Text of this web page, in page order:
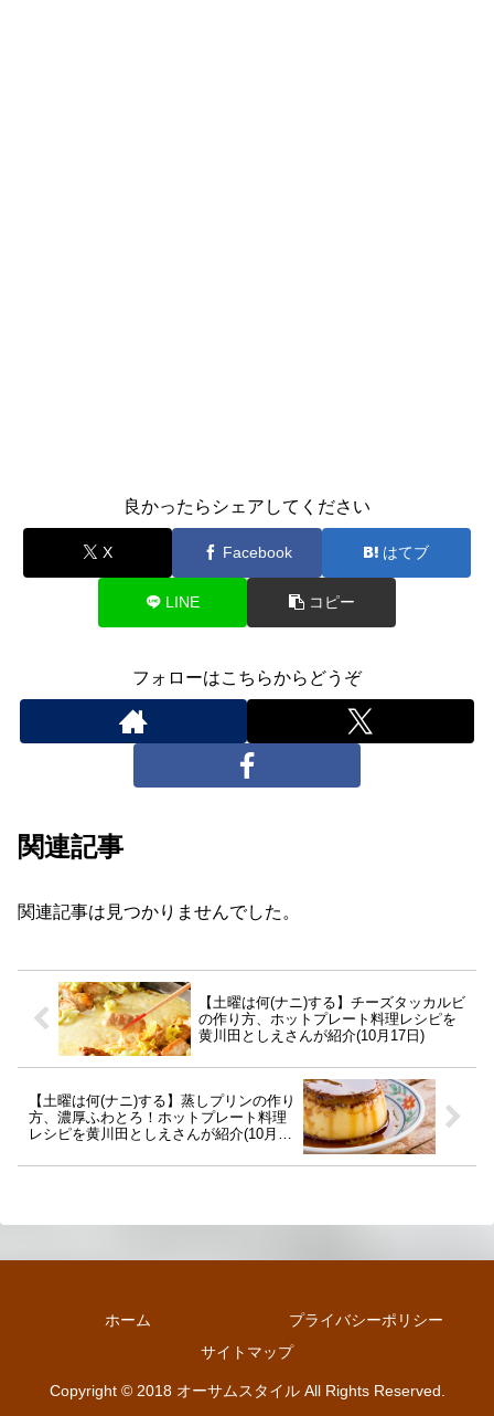
良かったらシェアしてください
X Facebook はてブ
LINE コピー
フォローはこちらからどうぞ
関連記事
関連記事は見つかりませんでした。
【土曜は何(ナニ)する】チーズタッカルビ
の作り方、ホットプレート料理レシピを
黄川田としえさんが紹介(10月17日)
【土曜は何(ナニ)する】蒸しプリンの作り
方、濃厚ふわとろ！ホットプレート料理
レシピを黄川田としえさんが紹介(10月17
ホーム
プライバシーポリシー
サイトマップ
Copyright © 2018 オーサムスタイル All Rights Reserved.